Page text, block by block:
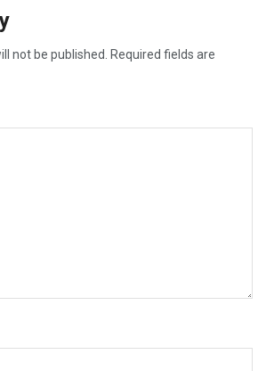
not be published.
Required fields are